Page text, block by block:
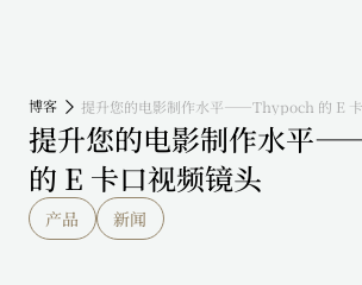
博客 提升您的电影制作水平——Thypoch 的 E
提升您的电影制作水平
的 E 卡口视频镜头
产品 新闻